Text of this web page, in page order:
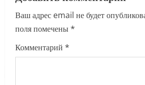
i
g
a
Ваш адрес email не будет
поля помечены*
Комментарий *